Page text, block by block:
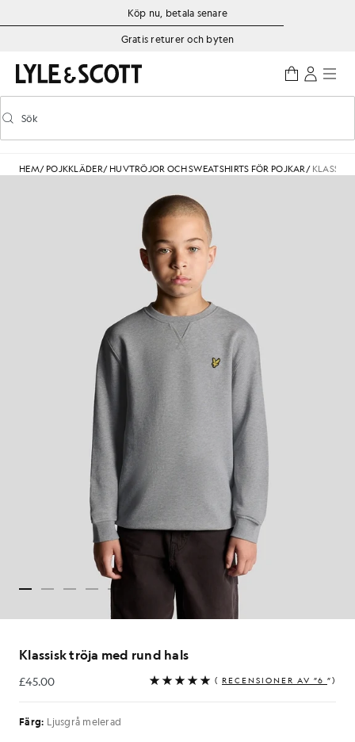
Gå direkt till huvudinnehållet
Information om tillgänglighetKöp nu, betala senare
Gratis returer och byten
Aktivera/inaktivera prediktiv sökning
Sök
HEM/ POJKKLÄDER/ HUVTRÖJOR OCH SWEATSHIRTS FÖR POJKAR/
Klassisk tröja med rund hals
£45.00
£45.00 ( RECENSIONER AV ”6 ”)
Färg: Ljusgrå melerad